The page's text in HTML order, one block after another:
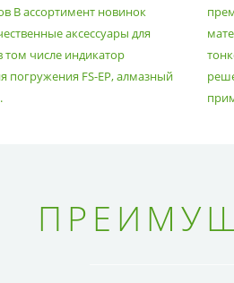
В ассортимент новинок
аксессуары для
том числе индикатор
погружения FS-EP, алмазный